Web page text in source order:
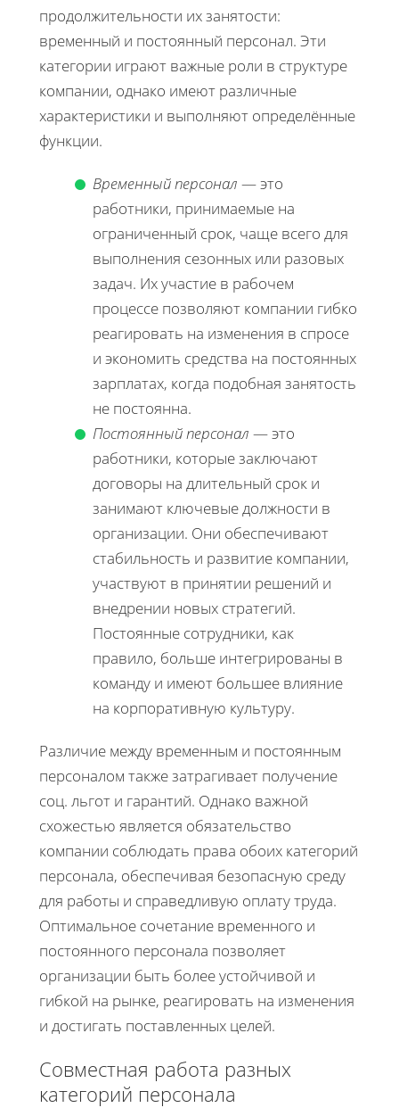
продолжительности их занятости:
временный и постоянный персонал. Эти
категории играют важные роли в структуре
компании, однако имеют различные
характеристики и выполняют определённые
функции.
Временный персонал — это
работники, принимаемые на
ограниченный срок, чаще всего для
выполнения сезонных или разовых
задач. Их участие в рабочем
процессе позволяют компании гибко
реагировать на изменения в спросе
и экономить средства на постоянных
зарплатах, когда подобная занятость
не постоянна.
Постоянный персонал — это
работники, которые заключают
договоры на длительный срок и
занимают ключевые должности в
организации. Они обеспечивают
стабильность и развитие компании,
участвуют в принятии решений и
внедрении новых стратегий.
Постоянные сотрудники, как
правило, больше интегрированы в
команду и имеют большее влияние
на корпоративную культуру.
Различие между временным и постоянным
персоналом также затрагивает получение
соц. льгот и гарантий. Однако важной
схожестью является обязательство
компании соблюдать права обоих категорий
персонала, обеспечивая безопасную среду
для работы и справедливую оплату труда.
Оптимальное сочетание временного и
постоянного персонала позволяет
организации быть более устойчивой и
гибкой на рынке, реагировать на изменения
и достигать поставленных целей.
Совместная работа разных
категорий персонала